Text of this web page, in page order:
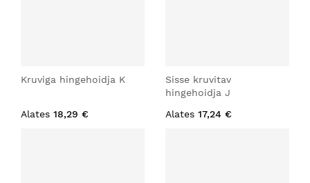
Kruviga hingehoidja K
Alates 18,29 €
Sisse kruvitav
hingehoidja J
Alates 17,24 €